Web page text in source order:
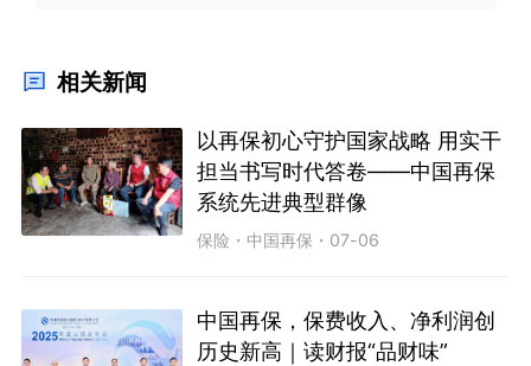
相关新闻
以再保初心守护国家战略 用实干
担当书写时代答卷——中国再保
系统先进典型群像
保险 ・ 中国再保 ・ 07-06
中国再保，保费收入、净利润创
历史新高｜读财报“品财味”